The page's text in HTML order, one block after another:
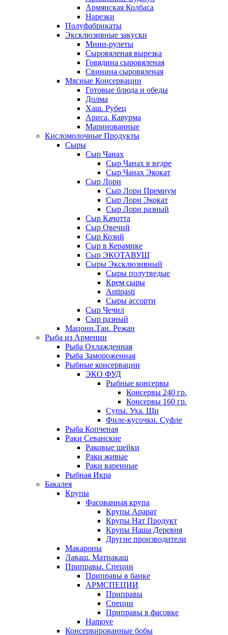
Армянская Колбаса
Нарезки
Полуфабрикаты
Эксклюзивные закуски
Мини-рулеты
Сыровяленая вырезка
Говядина сыровяленая
Свинина сыровяленая
Мясные Консервации
Готовые блюда и обеды
Долма
Хаш. Рубец
Ариса. Кавурма
Маринованные
Кисломолочные Продукты
Сыры
Сыр Чанах
Сыр Чанах в ведре
Сыр Чанах Экокат
Сыр Лори
Сыр Лори Премиум
Сыр Лори Экокат
Сыр Лори разный
Сыр Качотта
Сыр Овечий
Сыр Козий
Сыр в Керамике
Сыр ЭКОТАВУШ
Сыры Эксклюзивный
Сыры полутведые
Крем сыры
Antipasti
Сыры ассорти
Сыр Чечил
Сыр разный
Мацони.Тан. Режан
Рыба из Армении
Рыба Охлажденная
Рыба Замороженная
Рыбные консервации
ЭКО ФУД
Рыбные консервы
Консервы 240 гр.
Консервы 160 гр.
Супы. Уха. Щи
Филе-кусочки. Суфле
Рыба Копченая
Раки Севанские
Раковые шейки
Раки живые
Раки варенные
Рыбная Икра
Бакалея
Крупы
Фасованная крупа
Крупы Арарат
Крупы Нат Продукт
Крупы Наша Деревня
Другие производители
Макароны
Лаваш. Матнакаш
Приправы. Специи
Приправы в банке
АРМСПЕЦИИ
Приправы
Специи
Приправы в фасовке
Hamove
Консервированные бобы